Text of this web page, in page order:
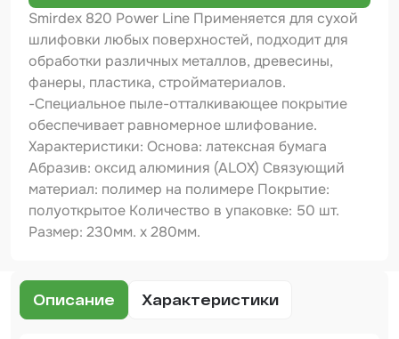
Протирочные материалы
Шпатлевка
Маскировочные материалы
Грунты
Оборудование шлифовальное
Подложка промежуточная
Клейкие листы
Smirdex 820 Power Line Применяется для сухой
шлифовки любых поверхностей, подходит для
обработки различных металлов, древесины,
фанеры, пластика, стройматериалов.
-Специальное пыле-отталкивающее покрытие
обеспечивает равномерное шлифование.
Характеристики: Основа: латексная бумага
Абразив: оксид алюминия (ALOX) Связующий
материал: полимер на полимере Покрытие:
полуоткрытое Количество в упаковке: 50 шт.
Размер: 230мм. х 280мм.
Описание Характеристики